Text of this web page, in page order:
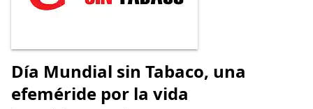
Día Mundial sin Tabaco, una
efeméride por la vida